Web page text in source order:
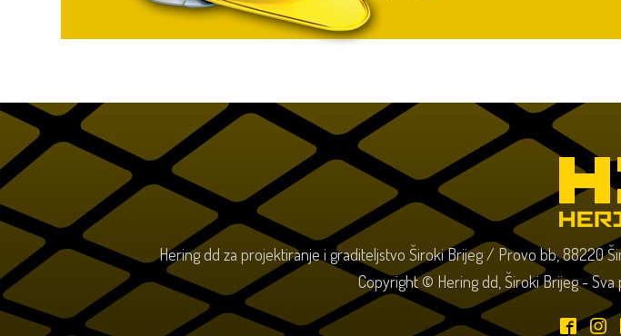
Hering dd za projektiranje i graditeljstvo Široki Brijeg / Provo bb, 88220
Copyright © Hering dd, Široki Brijeg -